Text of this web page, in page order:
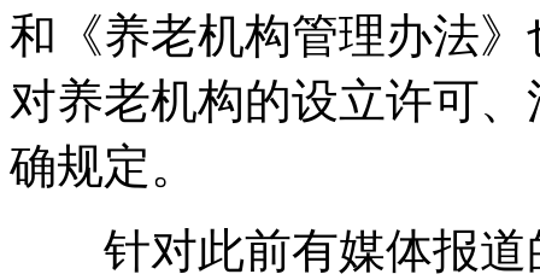
和《养老机构管理办法
对养老机构的设立许可
确规定。
针对此前有媒体报道